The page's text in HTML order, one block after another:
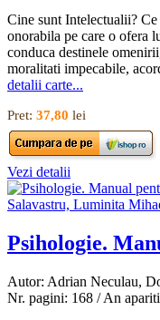
Cine sunt Intelectualii?
onorabila pe care o ofera
conduca destinele
moralitati impecabile,
detalii carte...
Pret: 37,80 lei
Vezi detalii
Psihologie.
Autor: Adrian Neculau,
Nr. pagini: 168 / An